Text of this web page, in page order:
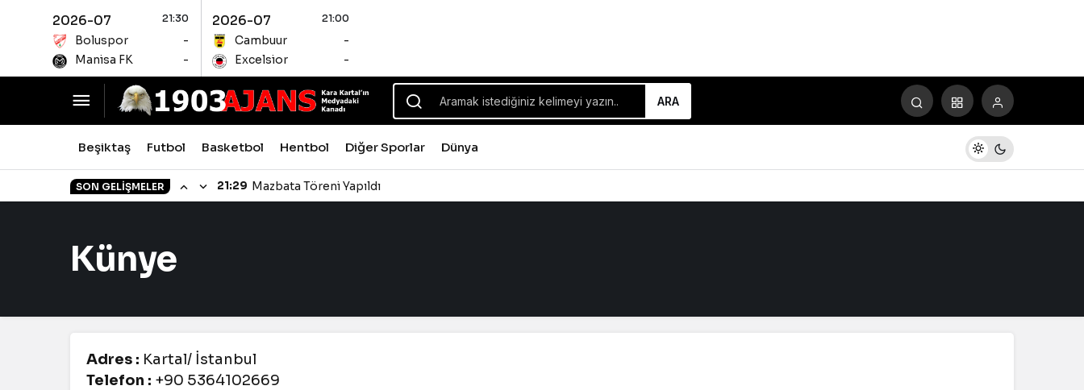
2026-07 21:30
Boluspor
-
Manisa FK
-
2026-07 21:00
Cambuur
-
Excelsior
-
ARA
Beşiktaş Futbol Basketbol Hentbol Diğer Sporlar Dünya
SON GELIŞMELER 21:29 Mazbata Töreni Yapıldı
Künye
Adres : Kartal/ İstanbul
Telefon : +90 5364102669